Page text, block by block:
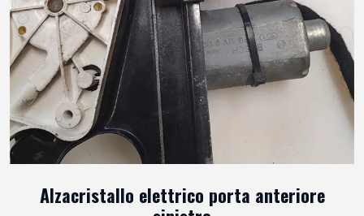
Alzacristallo elettrico porta anteriore